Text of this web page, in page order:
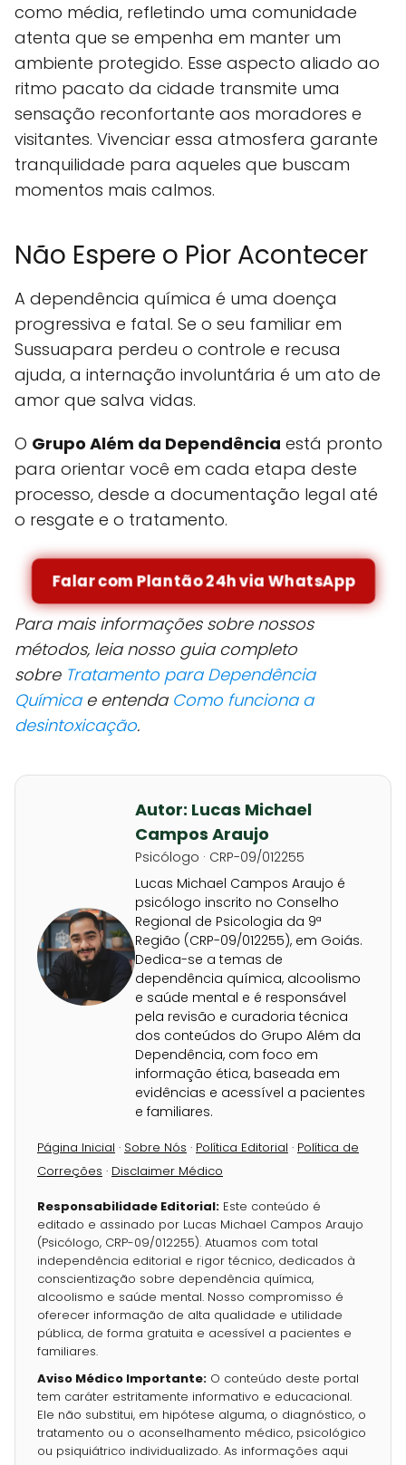
como média, refletindo uma comunidade
atenta que se empenha em manter um
ambiente protegido. Esse aspecto aliado ao
ritmo pacato da cidade transmite uma
sensação reconfortante aos moradores e
visitantes. Vivenciar essa atmosfera garante
tranquilidade para aqueles que buscam
momentos mais calmos.
Não Espere o Pior Acontecer
A dependência química é uma doença
progressiva e fatal. Se o seu familiar em
Sussuapara perdeu o controle e recusa
ajuda, a internação involuntária é um ato de
amor que salva vidas.
O Grupo Além da Dependência está pronto
para orientar você em cada etapa deste
processo, desde a documentação legal até
o resgate e o tratamento.
Falar com Plantão 24h via WhatsApp
Para mais informações sobre nossos
métodos, leia nosso guia completo
sobre Tratamento para Dependência
Químicae entenda Como funciona a
desintoxicação.
Autor: Lucas Michael
Campos Araujo
Psicólogo · CRP-09/012255
Lucas Michael Campos Araujo é
psicólogo inscrito no Conselho
Regional de Psicologia da 9ª
Região (CRP-09/012255), em Goiás.
Dedica-se a temas de
dependência química, alcoolismo
e saúde mental e é responsável
pela revisão e curadoria técnica
dos conteúdos do Grupo Além da
Dependência, com foco em
informação ética, baseada em
evidências e acessível a pacientes
e familiares.
Página Inicial · Sobre Nós · Política Editorial · Política de
Correções · Disclaimer Médico
Responsabilidade Editorial: Este conteúdo é
editado e assinado por Lucas Michael Campos Araujo
(Psicólogo, CRP-09/012255). Atuamos com total
independência editorial e rigor técnico, dedicados à
conscientização sobre dependência química,
alcoolismo e saúde mental. Nosso compromisso é
oferecer informação de alta qualidade e utilidade
pública, de forma gratuita e acessível a pacientes e
familiares.
Aviso Médico Importante: O conteúdo deste portal
tem caráter estritamente informativo e educacional.
Ele não substitui, em hipótese alguma, o diagnóstico, o
tratamento ou o aconselhamento médico, psicológico
ou psiquiátrico individualizado. As informações aqui